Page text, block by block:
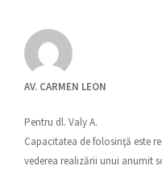
AV. CARMEN LEON
Pentru dl. Valy A.
Capacitatea de folosinţă este
vederea realizării unui anumit